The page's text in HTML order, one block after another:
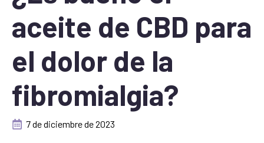
aceite de CBD para
el dolor de la
fibromialgia?
7 de diciembre de 2023